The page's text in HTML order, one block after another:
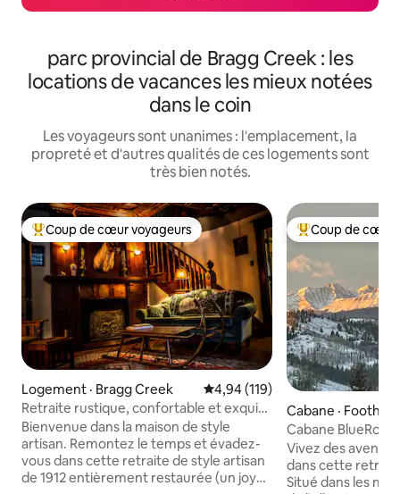
parc provincial de Bragg Creek : les
locations de vacances les mieux notées
dans le coin
Les voyageurs sont unanimes : l'emplacement, la
propreté et d'autres qualités de ces logements sont
très bien notés.
Coup de cœur voyageurs parmi les plus aimés
Coup de cœur voyageurs
Logement · Bragg Creek Note moyenne de 4,94 sur 5,
4,94 (119)
Retraite rustique, confortable et exquise
dans les Rocheuses
Bienvenue dans la maison de style
artisan. Remontez le temps et évadez-
vous dans cette retraite de style artisan
de 1912 entièrement restaurée (un joyau
Coup de cœur
Coup de cœur
Cabane ·
Cabane BlueRock
Vivez des
dans cette
Situé dans les